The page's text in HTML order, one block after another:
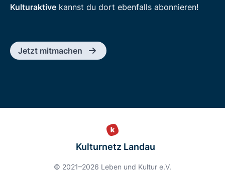
Kulturaktive kannst du dort ebenfalls abonnieren!
Jetzt mitmachen
Kulturnetz Landau
© 2021–2026 Leben und Kultur e.V.